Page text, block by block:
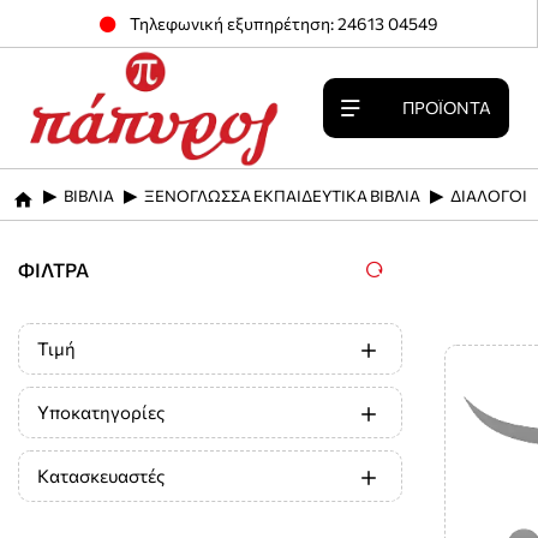
Τηλεφωνική εξυπηρέτηση: 24613 04549
ΠΡΟΪΌΝΤΑ
home
ΒΙΒΛΙΑ ΞΕΝΟΓΛΩΣΣΑ ΕΚΠΑΙΔΕΥΤΙΚΑ ΒΙΒΛΙΑ ΔΙΑΛΟΓΟΙ
ΦΊΛΤΡΑ
Τιμή
Υποκατηγορίες
Κατασκευαστές